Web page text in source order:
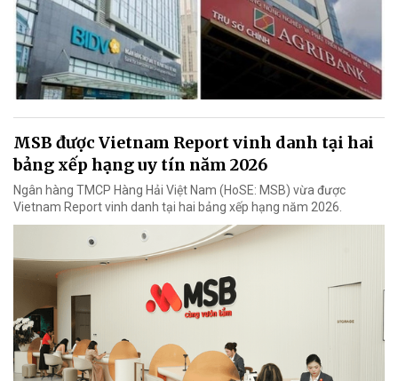
MSB được Vietnam Report vinh danh tại hai
bảng xếp hạng uy tín năm 2026
Ngân hàng TMCP Hàng Hải Việt Nam (HoSE: MSB) vừa được
Vietnam Report vinh danh tại hai bảng xếp hạng năm 2026.